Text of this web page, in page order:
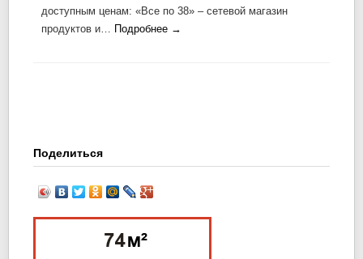
доступным ценам: «Все по 38» – сетевой магазин
продуктов и… Подробнее →
Поделиться